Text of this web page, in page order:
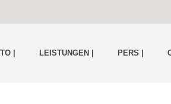
| LEISTUNGEN | PERS |